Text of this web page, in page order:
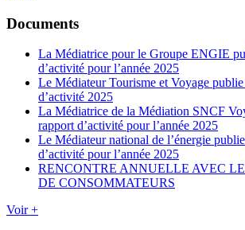
Documents
La Médiatrice pour le Groupe ENGIE
d’activité pour l’année 2025
Le Médiateur Tourisme et Voyage
d’activité 2025
La Médiatrice de la Médiation SNCF
rapport d’activité pour l’année 2025
Le Médiateur national de l’énergie
d’activité pour l’année 2025
RENCONTRE ANNUELLE AVEC
DE CONSOMMATEURS
Voir +